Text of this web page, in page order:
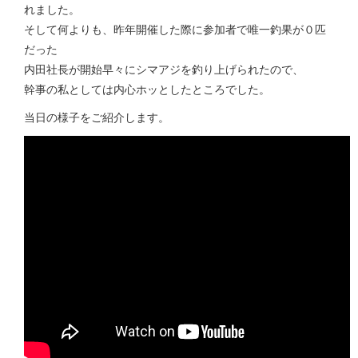
れました。
そして何よりも、昨年開催した際に参加者で唯一釣果が０匹
だった
内田社長が開始早々にシマアジを釣り上げられたので、
幹事の私としては内心ホッとしたところでした。
当日の様子をご紹介します。